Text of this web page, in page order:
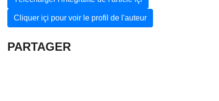
Cliquer içi pour voir le profil de l'auteur
PARTAGER